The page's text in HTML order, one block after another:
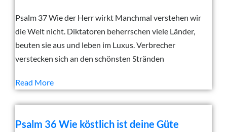
Psalm 37 Wie der Herr wirkt Manchmal verstehen wir
die Welt nicht. Diktatoren beherrschen viele Länder,
beuten sie aus und leben im Luxus. Verbrecher
verstecken sich an den schönsten Stränden
Read More
Psalm 36 Wie köstlich ist deine Güte